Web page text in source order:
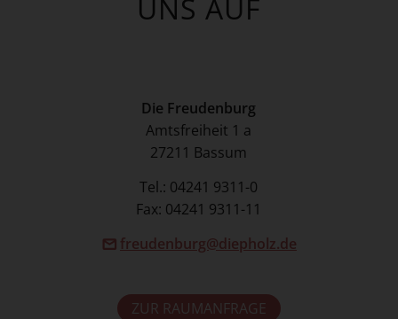
UNS AUF
Die Freudenburg
Amtsfreiheit 1 a
27211 Bassum
Tel.: 04241 9311-0
Fax: 04241 9311-11
freudenburg@diepholz.de
ZUR RAUMANFRAGE